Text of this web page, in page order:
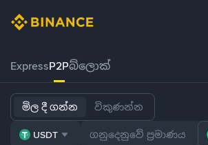
ExpressP2Pබ්ලොක්
මිල දී ගන්න විකුණන්න
USDT